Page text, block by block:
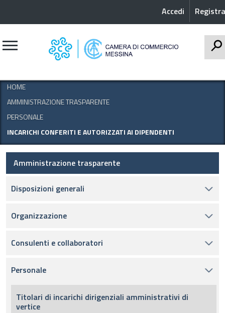
Accedi
HOME
AMMINISTRAZIONE TRASPARENTE
PERSONALE
INCARICHI CONFERITI E AUTORIZZATI AI DIPENDENTI
Amministrazione trasparente
Disposizioni generali
Organizzazione
Consulenti e collaboratori
Personale
Titolari di incarichi dirigenziali amministrativi di
vertice